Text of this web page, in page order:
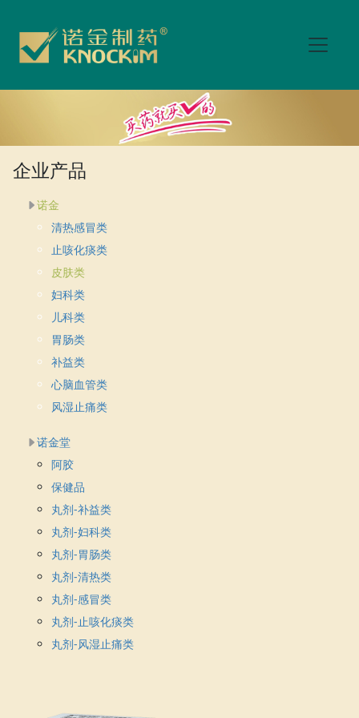
企业产品
诺金
清热感冒类
止咳化痰类
皮肤类
妇科类
儿科类
胃肠类
补益类
心脑血管类
风湿止痛类
诺金堂
阿胶
保健品
丸剂-补益类
丸剂-妇科类
丸剂-胃肠类
丸剂-清热类
丸剂-感冒类
丸剂-止咳化痰类
丸剂-风湿止痛类